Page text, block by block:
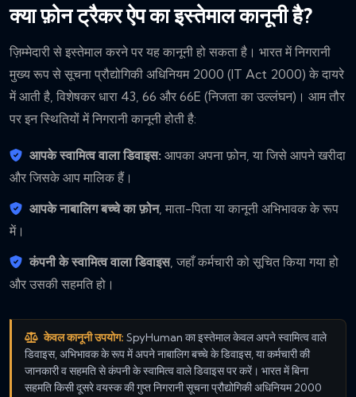
क्या फ़ोन ट्रैकर ऐप का इस्तेमाल कानूनी है?
ज़िम्मेदारी से इस्तेमाल करने पर यह कानूनी हो सकता है। भारत में निगरानी
मुख्य रूप से सूचना प्रौद्योगिकी अधिनियम 2000 (IT Act 2000) के दायरे
में आती है, विशेषकर धारा 43, 66 और 66E (निजता का उल्लंघन)। आम तौर
पर इन स्थितियों में निगरानी कानूनी होती है:
आपके स्वामित्व वाला डिवाइस: आपका अपना फ़ोन, या जिसे आपने खरीदा
और जिसके आप मालिक हैं।
आपके नाबालिग बच्चे का फ़ोन, माता-पिता या कानूनी अभिभावक के रूप
में।
कंपनी के स्वामित्व वाला डिवाइस, जहाँ कर्मचारी को सूचित किया गया हो
और उसकी सहमति हो।
केवल कानूनी उपयोग: SpyHuman का इस्तेमाल केवल अपने स्वामित्व वाले
डिवाइस, अभिभावक के रूप में अपने नाबालिग बच्चे के डिवाइस, या कर्मचारी की
जानकारी व सहमति से कंपनी के स्वामित्व वाले डिवाइस पर करें। भारत में बिना
सहमति किसी दूसरे वयस्क की गुप्त निगरानी सूचना प्रौद्योगिकी अधिनियम 2000